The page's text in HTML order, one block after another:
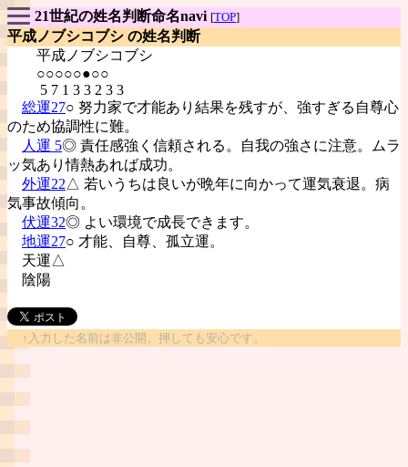
21世紀の姓名判断命名navi [TOP]
平成ノブシコブシ の姓名判断
平成ノブシコブシ
○○○○○●○○
5 7 1 3 3 2 3 3
総運27○ 努力家で才能あり結果を残すが、強すぎる自尊心
のため協調性に難。
人運 5◎ 責任感強く信頼される。自我の強さに注意。ムラ
ッ気あり情熱あれば成功。
外運22△ 若いうちは良いが晩年に向かって運気衰退。病
気事故傾向。
伏運32◎ よい環境で成長できます。
地運27○ 才能、自尊、孤立運。
天運△
陰陽
↑入力した名前は非公開。押しても安心です。